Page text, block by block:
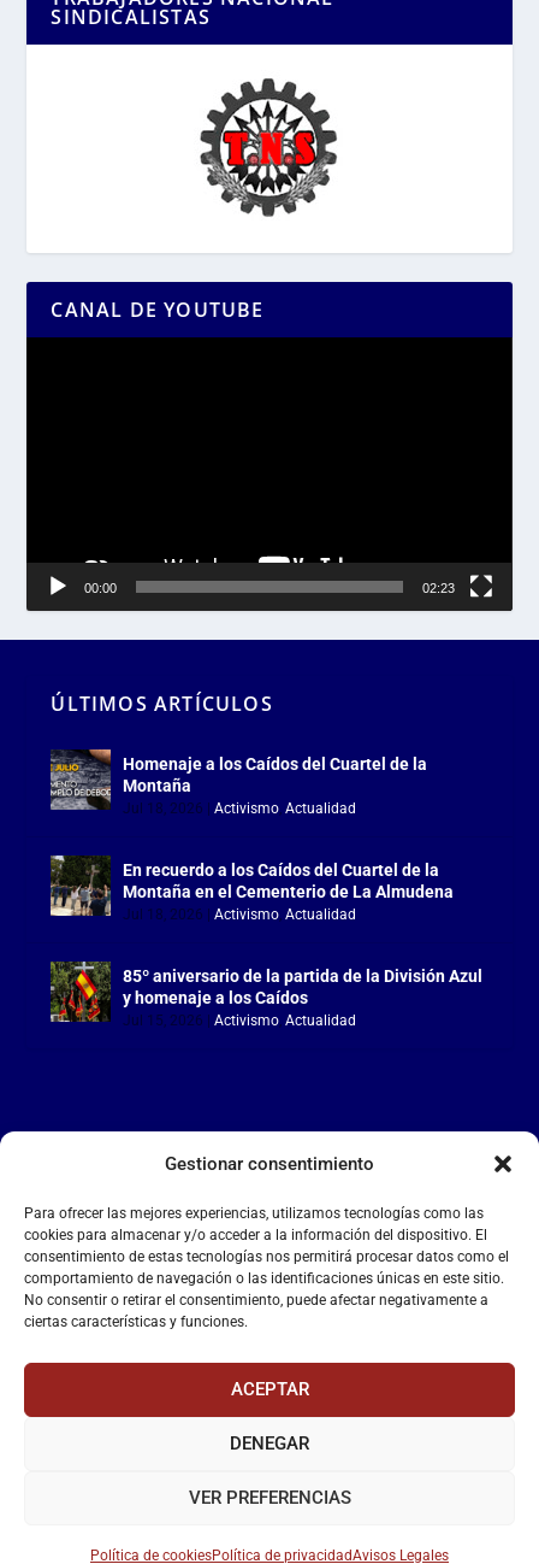
Gestionar consentimiento
Para ofrecer las mejores experiencias, utilizamos tecnologías como las
cookies para almacenar y/o acceder a la información del dispositivo. El
consentimiento de estas tecnologías nos permitirá procesar datos como el
comportamiento de navegación o las identificaciones únicas en este sitio.
No consentir o retirar el consentimiento, puede afectar negativamente a
ciertas características y funciones.
ACEPTAR
DENEGAR
VER PREFERENCIAS
Política de cookiesPolítica de privacidadAvisos Legales
SINDICALISTAS
CANAL DE YOUTUBE
00:00 02:23
ÚLTIMOS ARTÍCULOS
Homenaje a los Caídos del Cuartel de la
Montaña
Jul 18, 2026 |Activismo,Actualidad
En recuerdo a los Caídos del Cuartel de la
Montaña en el Cementerio de La Almudena
Jul 18, 2026 |Activismo,Actualidad
85º aniversario de la partida de la División Azul
y homenaje a los Caídos
Jul 15, 2026 |Activismo,Actualidad
LA FALANGE
Reproductor
de
vídeo